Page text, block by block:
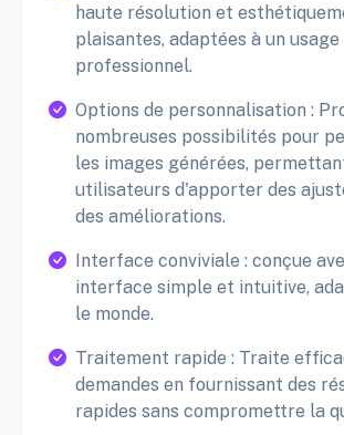
haute résolution et
plaisantes, adaptées à un usage
professionnel.
Options de personnalisation :
nombreuses possibilités pour
les images générées,
utilisateurs d'apporter des
des améliorations.
Interface conviviale : conçue
interface simple et intuitive,
le monde.
Traitement rapide : Traite
demandes en fournissant des
rapides sans compromettre la